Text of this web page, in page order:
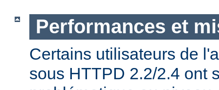
Performances et
Certains utilisateurs de
sous HTTPD 2.2/2.4 ont